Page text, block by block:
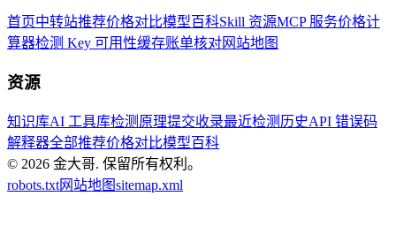
首页中转站推荐价格对比模型百科Skill 资源MCP 服务价格计
算器检测 Key 可用性缓存账单核对网站地图
资源
知识库AI 工具库检测原理提交收录最近检测历史API 错误码
解释器全部推荐价格对比模型百科
© 2026 金大哥. 保留所有权利。
robots.txt网站地图sitemap.xml